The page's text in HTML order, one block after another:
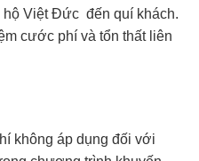
hộ Việt Đức đến quí khách.
cước phí và tổn thất liên
không áp dụng đối với